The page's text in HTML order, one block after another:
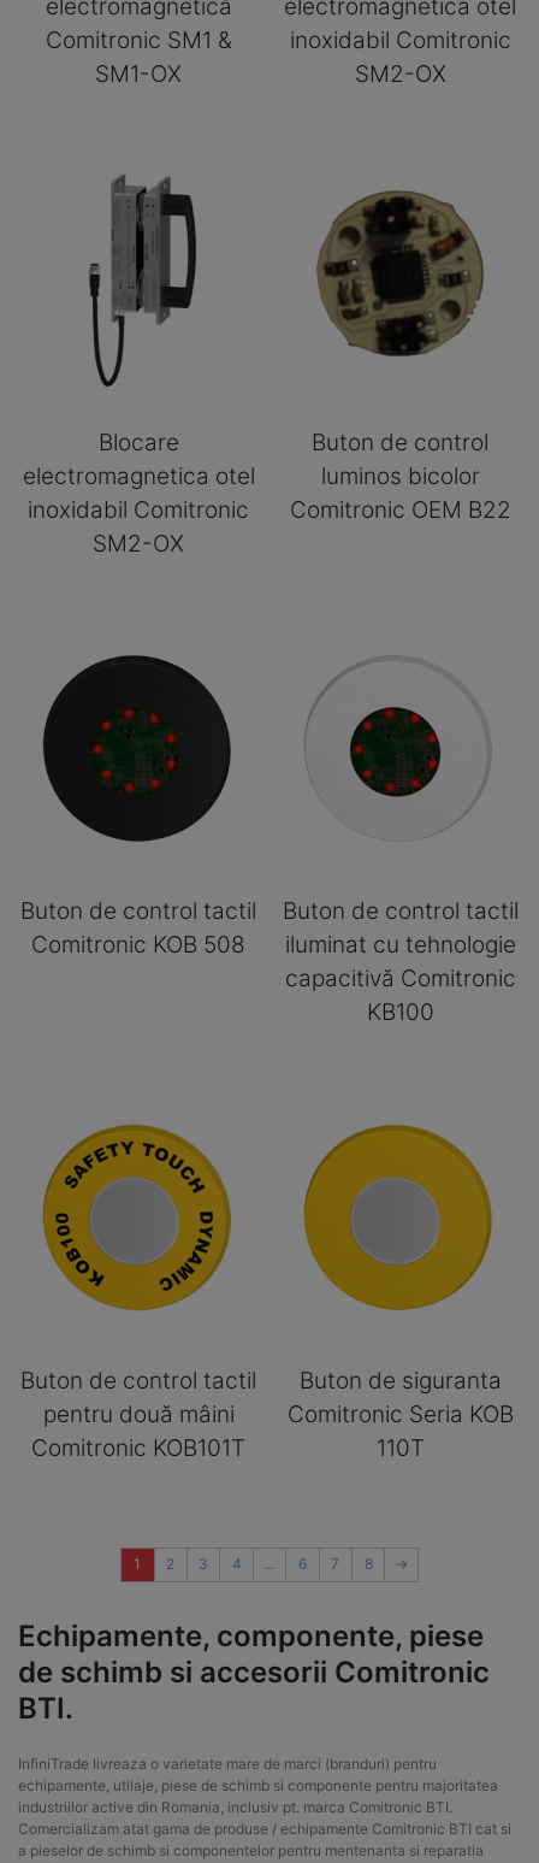
electromagnetică
Comitronic SM1 &
SM1-OX
electromagnetica otel
inoxidabil Comitronic
SM2-OX
Blocare
electromagnetica otel
inoxidabil Comitronic
SM2-OX
Buton de control
luminos bicolor
Comitronic OEM B22
Buton de control tactil
Comitronic KOB 508
Buton de control tactil
iluminat cu tehnologie
capacitivă Comitronic
KB100
Buton de control tactil
pentru două mâini
Comitronic KOB101T
Buton de siguranta
Comitronic Seria KOB
110T
1 2 3 4 … 6 7 8 →
Echipamente, componente, piese
de schimb si accesorii Comitronic
BTI.
InfiniTrade livreaza o varietate mare de marci (branduri) pentru
echipamente, utilaje, piese de schimb si componente pentru majoritatea
industriilor active din Romania, inclusiv pt. marca Comitronic BTI.
Comercializam atat gama de produse / echipamente Comitronic BTI cat si
a pieselor de schimb si componentelor pentru mentenanta si reparatia